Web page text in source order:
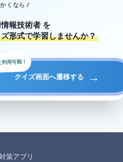
くなら /
報技術者 を
形式で学習しませんか？
クイズ画面へ遷移する →
用可能！
策アプリ